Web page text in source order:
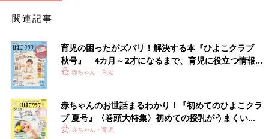
式YouTubeチャンネルでも紹介されてい
ます。26年2月には登録者が200万人を突
破した人気のチャンネルです。（画像は
辻希美さんInstagramより）
関連記事
育児の困ったがズバリ！解決する本『ひよこクラブ
秋号』 4カ月～2才になるまで、育児に役立つ情報が
いっぱい！
赤ちゃん・育児
赤ちゃんのお世話まるわかり！『初めてのひよこクラ
ブ 夏号』〈巻頭大特集〉初めての授乳がうまくい
く！ おっぱい・ミルクの基本と夏のトラブル 解決テ
赤ちゃん・育児